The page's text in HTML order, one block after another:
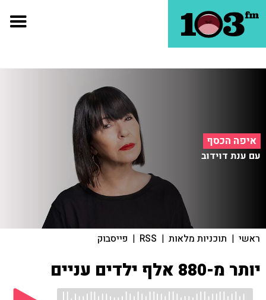
איפה הכסף
עם ענת דוידוב
ראשי | תוכניות מלאות |
RSS
| פייסבוק
יותר מ-880 אלף ילדים עניים